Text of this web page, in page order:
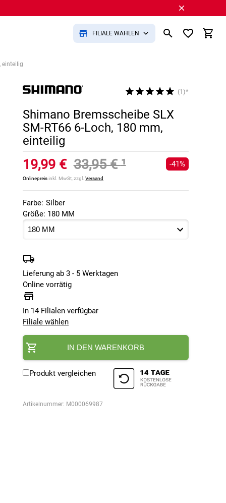
FILIALE WÄHLEN
einteilig
(1)*
Shimano Bremsscheibe SLX
SM-RT66 6-Loch, 180 mm,
einteilig
19,99 € 33,95 €¹
Onlinepreisinkl. MwSt, zzgl.Versand
-41%
Farbe: Silber
Größe: 180 MM
Lieferung ab 3 - 5 Werktagen
Online vorrätig
In 14 Filialen verfügbar
Filiale wählen
IN DEN WARENKORB
Produkt vergleichen
Artikelnummer: M000069987